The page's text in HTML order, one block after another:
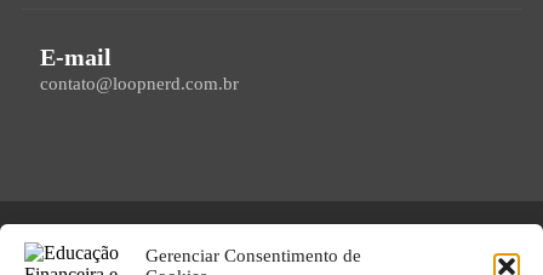
Gerenciar Consentimento de
E-mail
contato@loopnerd.com.br
Copyright © 2025, Loop Nerd - Todos os Direitos Reservados.